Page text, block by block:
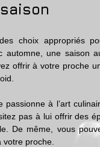
choix appropriés
automne, une saison
offrir à votre proche
à l’art
pas à lui offrir des
De même, vous
proche.